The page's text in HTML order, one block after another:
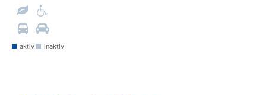
aktiv inaktiv